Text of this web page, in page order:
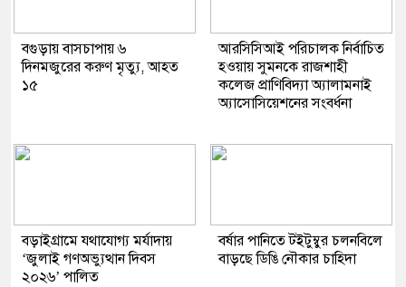
বগুড়ায় বাসচাপায় ৬
দিনমজুরের করুণ মৃত্যু, আহত
১৫
আরসিসিআই পরিচালক নির্বাচিত
হওয়ায় সুমনকে রাজশাহী
কলেজ প্রাণিবিদ্যা অ্যালামনাই
অ্যাসোসিয়েশনের সংবর্ধনা
বড়াইগ্রামে যথাযোগ্য মর্যাদায়
‘জুলাই গণঅভ্যুত্থান দিবস
২০২৬’ পালিত
বর্ষার পানিতে টইটুম্বুর চলনবিলে
বাড়ছে ডিঙি নৌকার চাহিদা